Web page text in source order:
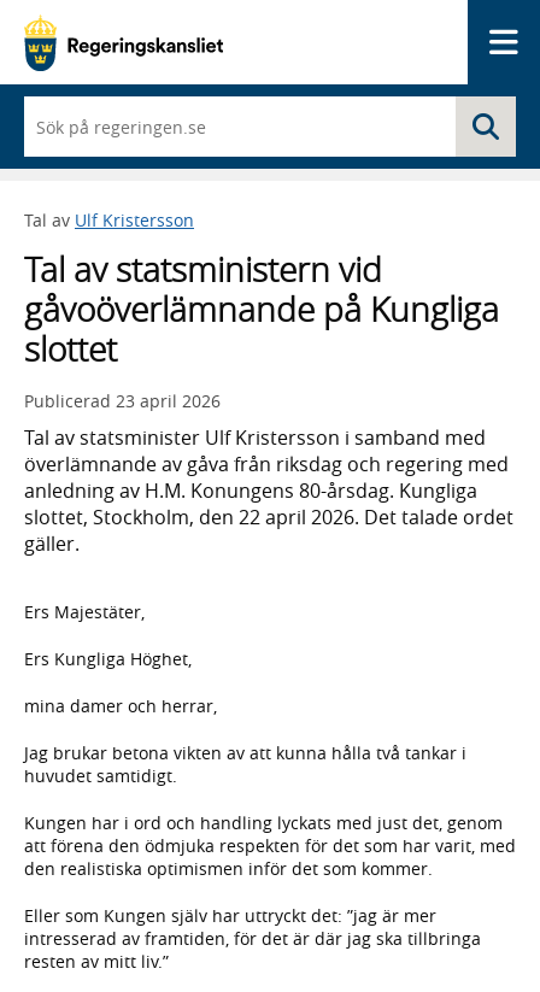
du
börjar
skriva
framträder
lista
med
sökförslag
Tal av Ulf Kristersson
Tal av statsministern vid
gåvoöverlämnande på Kungliga
slottet
Publicerad 23 april 2026
Tal av statsminister Ulf Kristersson i samband med
överlämnande av gåva från riksdag och regering med
anledning av H.M. Konungens 80-årsdag. Kungliga
slottet, Stockholm, den 22 april 2026. Det talade ordet
gäller.
Ers Majestäter,
Ers Kungliga Höghet,
mina damer och herrar,
Jag brukar betona vikten av att kunna hålla två tankar i
huvudet samtidigt.
Kungen har i ord och handling lyckats med just det, genom
att förena den ödmjuka respekten för det som har varit, med
den realistiska optimismen inför det som kommer.
Eller som Kungen själv har uttryckt det: ”jag är mer
intresserad av framtiden, för det är där jag ska tillbringa
resten av mitt liv.”